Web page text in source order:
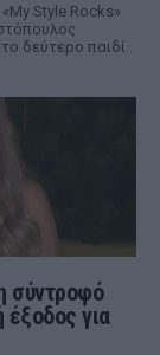
Style Rocks»
δεύτερο παιδί
σύντροφό
έξοδος για